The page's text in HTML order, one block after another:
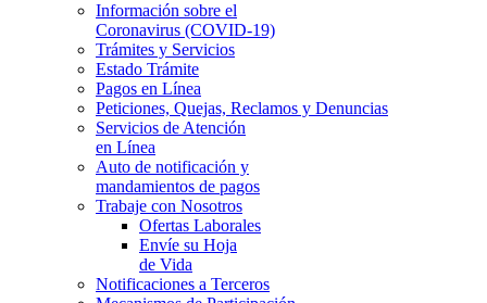
Información sobre el
Coronavirus (COVID-19)
Trámites y Servicios
Estado Trámite
Pagos en Línea
Peticiones, Quejas, Reclamos y Denuncias
Servicios de Atención
en Línea
Auto de notificación y
mandamientos de pagos
Trabaje con Nosotros
Ofertas Laborales
Envíe su Hoja
de Vida
Notificaciones a Terceros